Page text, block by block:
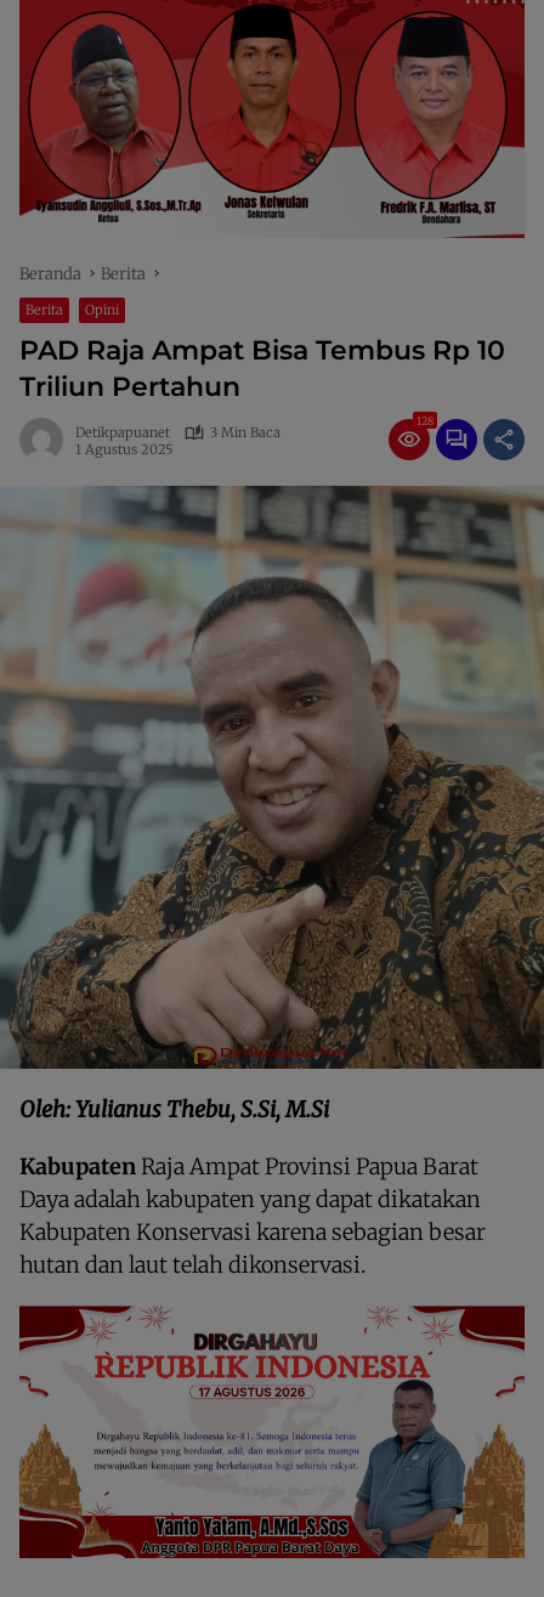
Beranda Berita
Berita Opini
PAD Raja Ampat Bisa Tembus Rp 10
Triliun Pertahun
Detikpapuanet
3 Min Baca
1 Agustus 2025
128
Oleh: Yulianus Thebu, S.Si, M.Si
KabupatenRaja Ampat Provinsi Papua Barat
Daya adalah kabupaten yang dapat dikatakan
Kabupaten Konservasi karena sebagian besar
hutan dan laut telah dikonservasi.